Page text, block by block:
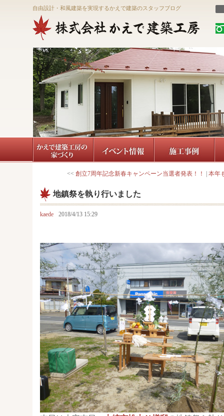
自由設計・和風建築を実現するかえで建築のスタッフブログ
<< 創立7周年記念新春キャンペーン当選者発表！！ 本年
地鎮祭を執り行いました
kaede 2018/4/13 15:29